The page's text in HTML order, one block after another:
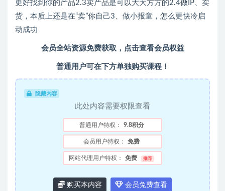
更好找到你的产品2.3卖产品是可以大大方方的2.4做IP、卖
货，本质上还是在“卖”你自己3、做小报童，怎么更快冷启
动成功
会员全站资源免费获取，点击查看会员权益
普通用户可在下方单独购买课程！
隐藏内容
此处内容需要权限查看
普通用户特权： 9.8积分
会员用户特权： 免费
网站代理用户特权： 免费 推荐
购买本内容 会员免费查看